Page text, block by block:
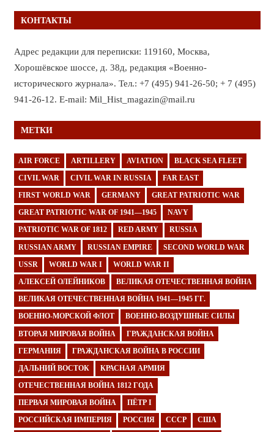
КОНТАКТЫ
Адрес редакции для переписки: 119160, Москва,
Хорошёвское шоссе, д. 38д, редакция «Военно-
исторического журнала». Тел.: +7 (495) 941-26-50; + 7 (495)
941-26-12. E-mail: Mil_Hist_magazin@mail.ru
МЕТКИ
AIR FORCE ARTILLERY AVIATION BLACK SEA FLEET
CIVIL WAR CIVIL WAR IN RUSSIA FAR EAST
FIRST WORLD WAR GERMANY GREAT PATRIOTIC WAR
GREAT PATRIOTIC WAR OF 1941—1945 NAVY
PATRIOTIC WAR OF 1812 RED ARMY RUSSIA
RUSSIAN ARMY RUSSIAN EMPIRE SECOND WORLD WAR
USSR WORLD WAR I WORLD WAR II
АЛЕКСЕЙ ОЛЕЙНИКОВ ВЕЛИКАЯ ОТЕЧЕСТВЕННАЯ ВОЙНА
ВЕЛИКАЯ ОТЕЧЕСТВЕННАЯ ВОЙНА 1941—1945 ГГ.
ВОЕННО-МОРСКОЙ ФЛОТ ВОЕННО-ВОЗДУШНЫЕ СИЛЫ
ВТОРАЯ МИРОВАЯ ВОЙНА ГРАЖДАНСКАЯ ВОЙНА
ГЕРМАНИЯ ГРАЖДАНСКАЯ ВОЙНА В РОССИИ
ДАЛЬНИЙ ВОСТОК КРАСНАЯ АРМИЯ
ОТЕЧЕСТВЕННАЯ ВОЙНА 1812 ГОДА
ПЕРВАЯ МИРОВАЯ ВОЙНА ПЁТР I
РОССИЙСКАЯ ИМПЕРИЯ РОССИЯ СССР США